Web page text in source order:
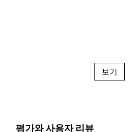
보기
평가와 사용자 리뷰